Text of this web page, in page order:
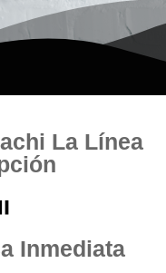
La Línea
Inmediata